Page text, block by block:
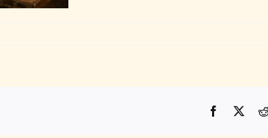
Facebook
X